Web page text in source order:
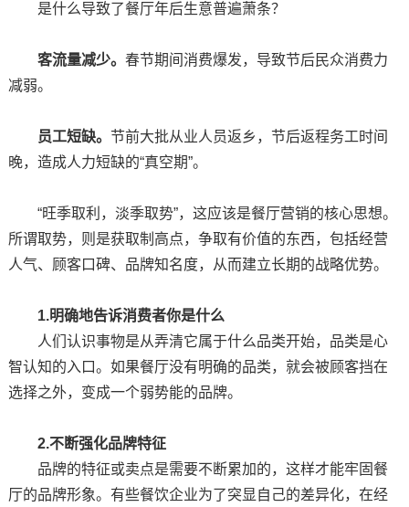
是什么导致了餐厅年后生意普遍萧条？
客流量减少。 春节期间消费爆发，导致节后民众消费力
减弱。
员工短缺。 节前大批从业人员返乡，节后返程务工时间
晚，造成人力短缺的“真空期”。
“旺季取利，淡季取势”，这应该是餐厅营销的核心思想。
所谓取势，则是获取制高点，争取有价值的东西，包括经营
人气、顾客口碑、品牌知名度，从而建立长期的战略优势。
1.明确地告诉消费者你是什么
人们认识事物是从弄清它属于什么品类开始，品类是心
智认知的入口。如果餐厅没有明确的品类，就会被顾客挡在
选择之外，变成一个弱势能的品牌。
2.不断强化品牌特征
品牌的特征或卖点是需要不断累加的，这样才能牢固餐
厅的品牌形象。有些餐饮企业为了突显自己的差异化，在经